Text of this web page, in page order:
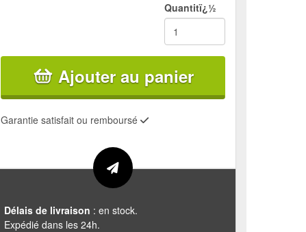
Quantitï¿½
Ajouter au panier
Garantie satisfait ou remboursé
Délais de livraison : en stock.
Expédié dans les 24h.